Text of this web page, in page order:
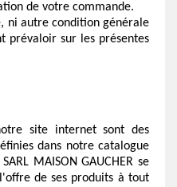
de votre commande.
ni autre condition générale
prévaloir sur les présentes
site internet sont des
dans notre catalogue
MAISON GAUCHER se
de ses produits à tout